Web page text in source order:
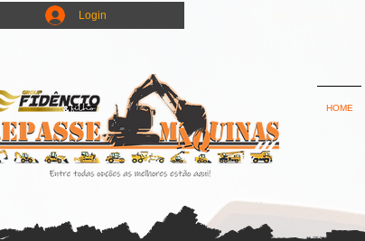
Login
HOME